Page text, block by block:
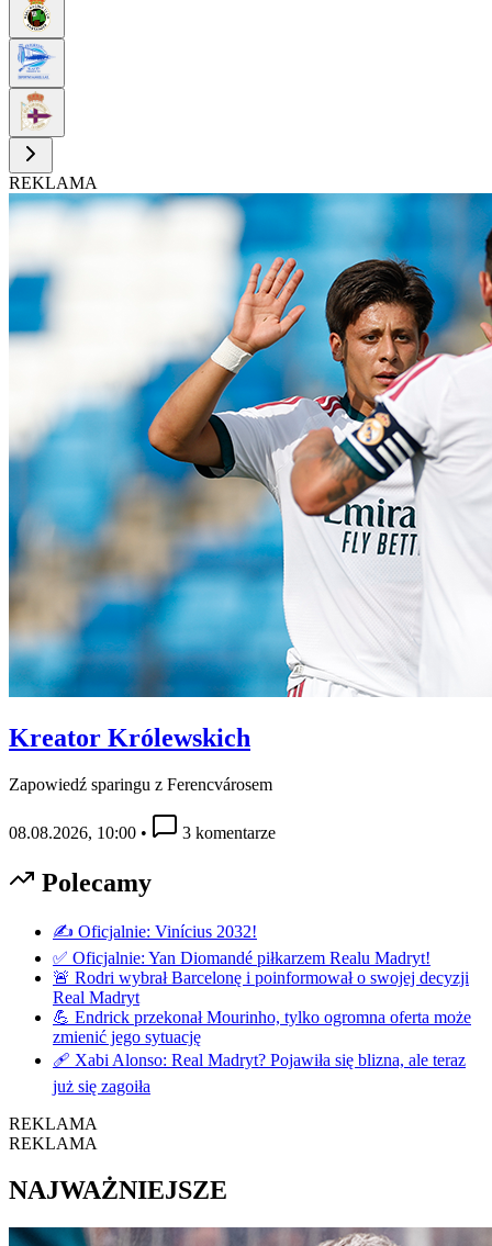
REKLAMA
Kreator Królewskich
Zapowiedź sparingu z Ferencvárosem
08.08.2026, 10:00 • 3 komentarze
Polecamy
✍️ Oficjalnie: Vinícius 2032!
✅ Oficjalnie: Yan Diomandé piłkarzem Realu Madryt!
🚨 Rodri wybrał Barcelonę i poinformował o swojej decyzji
Real Madryt
💪 Endrick przekonał Mourinho, tylko ogromna oferta może
zmienić jego sytuację
🩹 Xabi Alonso: Real Madryt? Pojawiła się blizna, ale teraz
już się zagoiła
REKLAMA
REKLAMA
NAJWAŻNIEJSZE